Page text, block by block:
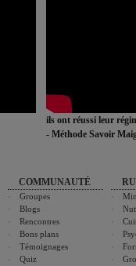
ils ont réussi leur
- Méthode Savoir
COMMUNAUTÉ
Groupes
Blogs
Rencontres
Bons plans
Témoignages
Quiz